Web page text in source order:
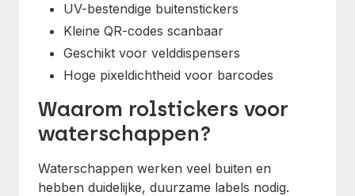
UV-bestendige buitenstickers
Kleine QR-codes scanbaar
Geschikt voor velddispensers
Hoge pixeldichtheid voor barcodes
Waarom rolstickers voor
waterschappen?
Waterschappen werken veel buiten en
hebben duidelijke, duurzame labels nodig.